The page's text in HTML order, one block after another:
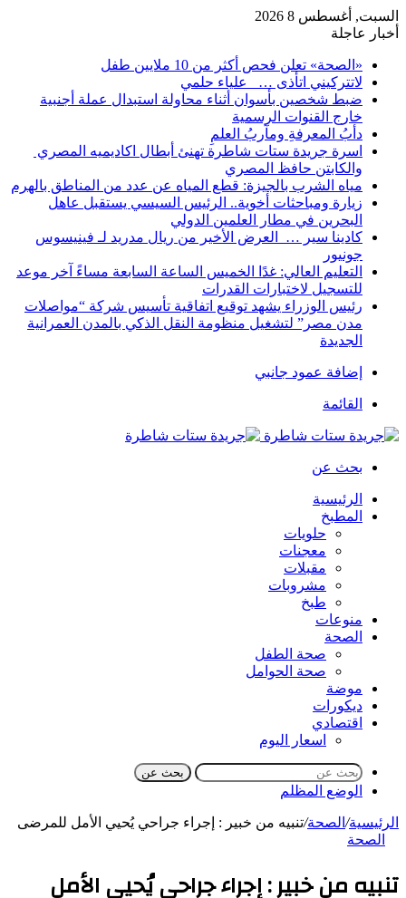
السبت, أغسطس 8 2026
أخبار عاجلة
«الصحة» تعلن فحص أكثر من 10 ملايين طفل
لاتتركيني اتأذى … علياء حلمي
ضبط شخصين بأسوان أثناء محاولة استبدال عملة أجنبية
خارج القنوات الرسمية
دأبُ المعرفةِ ومآربُ العلمِ
اسرة جريدة ستات شاطرة تهنئ أبطال اكاديميه المصري
والكابتن حافظ المصري
مياه الشرب بالجيزة: قطع المياه عن عدد من المناطق بالهرم
زيارة ومباحثات أخوية.. الرئيس السيسي يستقبل عاهل
البحرين في مطار العلمين الدولي
كادينا سير … العرض الأخير من ريال مدريد لـ فينيسوس
جونيور
التعليم العالي: غدًا الخميس الساعة السابعة مساءً آخر موعد
للتسجيل لاختبارات القدرات
رئيس الوزراء يشهد توقيع اتفاقية تأسيس شركة “مواصلات
مدن مصر” لتشغيل منظومة النقل الذكي بالمدن العمرانية
الجديدة
إضافة عمود جانبي
القائمة
بحث عن
الرئيسية
المطبخ
حلويات
معجنات
مقبلات
مشروبات
طبخ
منوعات
الصحة
صحة الطفل
صحة الحوامل
موضة
ديكورات
اقتصادي
اسعار اليوم
بحث عن
الوضع المظلم
الرئيسية/ الصحة/تنبيه من خبير : إجراء جراحي يُحيي الأمل للمرضى
الصحة
تنبيه من خبير : إجراء جراحي يُحيي الأمل